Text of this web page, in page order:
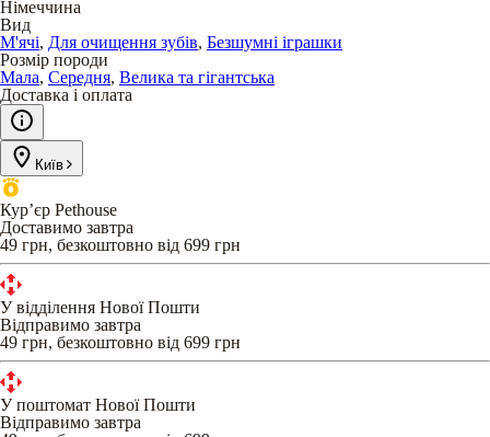
Німеччина
Вид
М'ячі, Для очищення зубів, Безшумні іграшки
Розмір породи
Мала, Середня, Велика та гігантська
Доставка і оплата
Київ
Кур’єр Pethouse
Доставимо завтра
49 грн, безкоштовно від 699 грн
У відділення Нової Пошти
Відправимо завтра
49 грн, безкоштовно від 699 грн
У поштомат Нової Пошти
Відправимо завтра